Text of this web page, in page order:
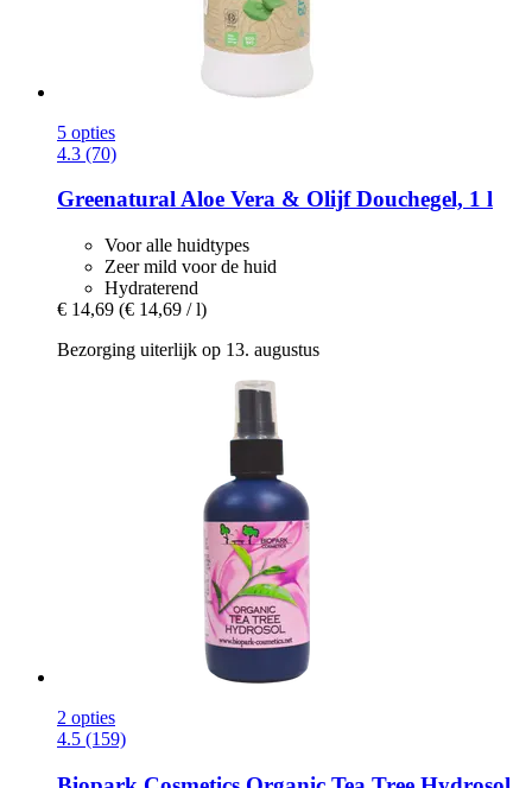
5 opties
4.3 (70)
GreenaturalAloe Vera & Olijf Douchegel, 1 l
Voor alle huidtypes
Zeer mild voor de huid
Hydraterend
€ 14,69 (€ 14,69 / l)
Bezorging uiterlijk op 13. augustus
2 opties
4.5 (159)